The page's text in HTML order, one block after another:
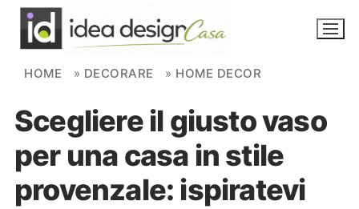
Skip to content
NOVITÀ
AMBIENTI
FAI DA TE
HOME » DECORARE » HOME DECOR
Scegliere il giusto vaso
per una casa in stile
provenzale: ispiratevi